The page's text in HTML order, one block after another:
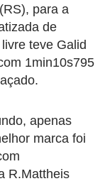
para a
de
teve Galid
1min10s795
apenas
marca foi
R.Mattheis